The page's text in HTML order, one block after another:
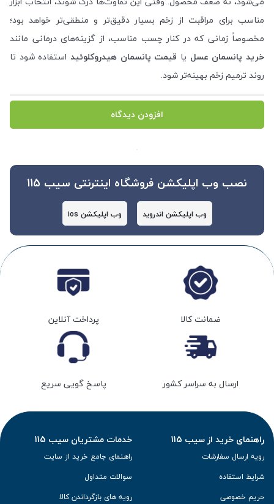
مناسب برای مراقبت از زخم بسیار دقیق‌تر و منطقی‌تر خواهد بود؛
مخصوصاً زمانی که در کنار چسب مناسب، از گزینه‌های درمانی مانند
خرید پانسمان عسل یا قیمت پانسمان هیدروکلوئید استفاده شود تا
روند ترمیم زخم بهینه‌تر شود.
افزودن دیدگاه
نصب وب اپلیکشن فروشگاه اینترنتی سیب 115
وب اپلیکشن اندروید وب اپلیکشن ios
ضمانت کالا پرداخت آنلاین
ارسال به سراسر کشور پاسخ گویی سریع
راهنمای خرید از سیب 115
رویه ارسال سفارشات
شرایط استفاده
حریم خصوصی
خدمات مشتریان سیب 115
راهنمای جامع خرید از سایت
سوالات متداول
رویه های بازگرداندن کالا